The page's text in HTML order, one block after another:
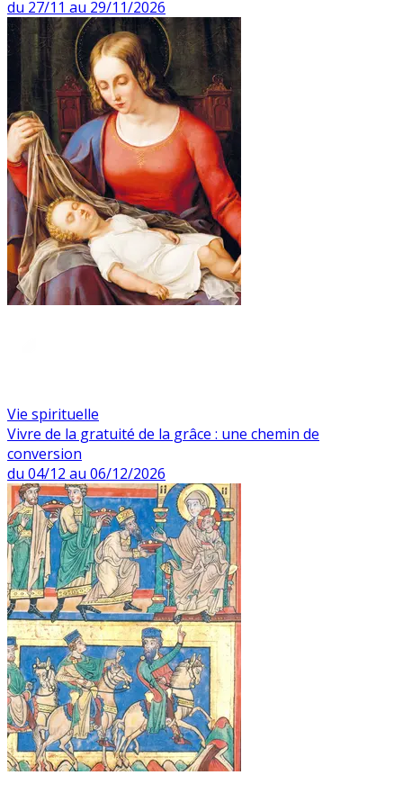
du 27/11 au 29/11/2026
Vie spirituelle
Vivre de la gratuité de la grâce : une chemin de
conversion
du 04/12 au 06/12/2026